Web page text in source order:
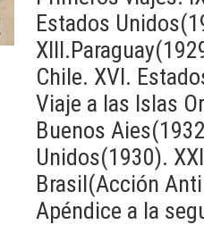
Estados
Chile. XVI.
Viaje a las Islas
Buenos
Unidos(1930).
Brasil(Acción
Apéndice a la